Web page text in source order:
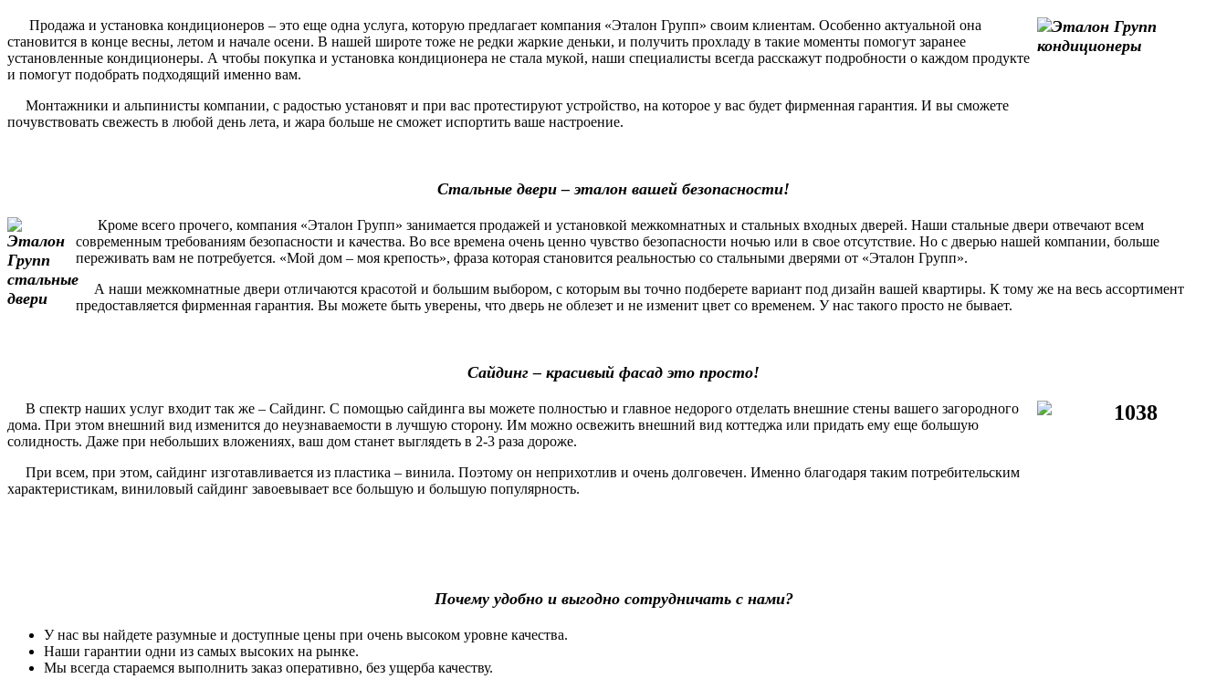
Продажа и установка кондиционеров – это еще одна услуга, которую предлагает компания «Эталон Групп» своим клиентам. Особенно актуальной она
становится в конце весны, летом и начале осени. В нашей широте тоже не редки жаркие деньки, и получить прохладу в такие моменты помогут заранее
установленные кондиционеры. А чтобы покупка и установка кондиционера не стала мукой, наши специалисты всегда расскажут подробности о каждом продукте
и помогут подобрать подходящий именно вам.
Монтажники и альпинисты компании, с радостью установят и при вас протестируют устройство, на которое у вас будет фирменная гарантия. И вы сможете
почувствовать свежесть в любой день лета, и жара больше не сможет испортить ваше настроение.
Стальные двери – эталон вашей безопасности!
Кроме всего прочего, компания «Эталон Групп» занимается продажей и установкой межкомнатных и стальных входных дверей. Наши стальные двери отвечают всем
современным требованиям безопасности и качества. Во все времена очень ценно чувство безопасности ночью или в свое отсутствие. Но с дверью нашей компании, больше
переживать вам не потребуется. «Мой дом – моя крепость», фраза которая становится реальностью со стальными дверями от «Эталон Групп».
А наши межкомнатные двери отличаются красотой и большим выбором, с которым вы точно подберете вариант под дизайн вашей квартиры. К тому же на весь ассортимент
предоставляется фирменная гарантия. Вы можете быть уверены, что дверь не облезет и не изменит цвет со временем. У нас такого просто не бывает.
Сайдинг – красивый фасад это просто!
В спектр наших услуг входит так же – Сайдинг. С помощью сайдинга вы можете полностью и главное недорого отделать внешние стены вашего загородного
дома. При этом внешний вид изменится до неузнаваемости в лучшую сторону. Им можно освежить внешний вид коттеджа или придать ему еще большую
солидность. Даже при небольших вложениях, ваш дом станет выглядеть в 2-3 раза дороже.
При всем, при этом, сайдинг изготавливается из пластика – винила. Поэтому он неприхотлив и очень долговечен. Именно благодаря таким потребительским
характеристикам, виниловый сайдинг завоевывает все большую и большую популярность.
Почему удобно и выгодно сотрудничать с нами?
У нас вы найдете разумные и доступные цены при очень высоком уровне качества.
Наши гарантии одни из самых высоких на рынке.
Мы всегда стараемся выполнить заказ оперативно, без ущерба качеству.